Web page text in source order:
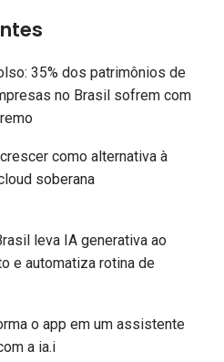
35% dos patrimônios de
no Brasil sofrem com
como alternativa à
soberana
leva IA generativa ao
e automatiza rotina de
o app em um assistente
a ia.i